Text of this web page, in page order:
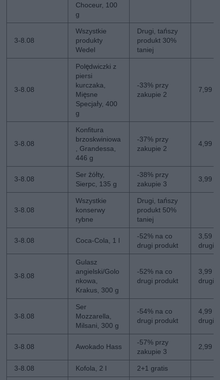
Choceur, 100
g
3-8.08
Wszystkie
produkty
Wedel
Drugi, tańszy
produkt 30%
taniej
3-8.08
Polędwiczki z
piersi
kurczaka,
Mięsne
Specjały, 400
g
-33% przy
zakupie 2
7,99
3-8.08
Konfitura
brzoskwiniowa
, Grandessa,
446 g
-37% przy
zakupie 2
4,99
3-8.08
Ser żółty,
Sierpc, 135 g
-38% przy
zakupie 3
3,99
3-8.08
Wszystkie
konserwy
rybne
Drugi, tańszy
produkt 50%
taniej
3-8.08 Coca-Cola, 1 l
-52% na co
drugi produkt
3,59
drugi
3-8.08
Gulasz
angielski/Golo
nkowa,
Krakus, 300 g
-52% na co
drugi produkt
3,99
drugi
3-8.08
Ser
Mozzarella,
Milsani, 300 g
-54% na co
drugi produkt
4,99
drugi
3-8.08 Awokado Hass
-57% przy
zakupie 3
2,99
3-8.08 Kofola, 2 l 2+1 gratis